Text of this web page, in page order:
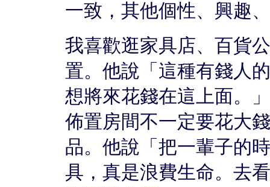
一致，其他個性、興趣
我喜歡逛家具店、百貨
置。他說「這種有錢人
想將來花錢在這上面。
佈置房間不一定要花大
品。他說「把一輩子的
具，真是浪費生命。去